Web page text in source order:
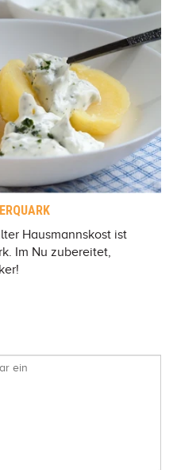
Hausmannskost ist
Im Nu zubereitet,